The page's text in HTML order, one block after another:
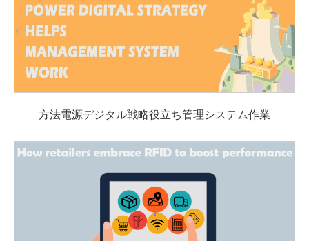
方法電源デジタル戦略役立ち管理システム作業